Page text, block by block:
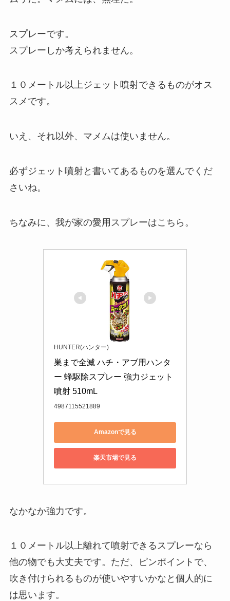
スプレーです。
スプレーしか考えられません。
１０メートル以上ジェット噴射できるものがオス
スメです。
いえ、それ以外、マメムは使いません。
必ずジェット噴射と書いてあるものを選んでくだ
さいね。
ちなみに、我が家の愛用スプレーはこちら。
HUNTER(ハンター)
巣まで全滅 ハチ・アブ用ハンタ
ー 蜂駆除スプレー 強力ジェット
噴射 510mL
4987115521889
Amazonで見る
楽天市場で見る
なかなか強力です。
１０メートル以上離れて噴射できるスプレーなら
他の物でも大丈夫です。ただ、ピンポイントで、
吹き付けられるものが使いやすいかなと個人的に
は思います。